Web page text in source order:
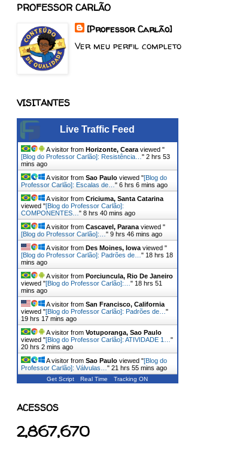
PROFESSOR CARLÃO
[Professor Carlão]
Ver meu perfil completo
VISITANTES
Live Traffic Feed
A visitor from Horizonte, Cearaviewed "
[Blog do Professor Carlão]: Resistência… " 2 hrs 53
mins ago
A visitor from Sao Pauloviewed "[Blog do
Professor Carlão]: Escalas de… " 6 hrs 6 mins ago
A visitor from Criciuma, Santa Catarina
viewed "[Blog do Professor Carlão]:
COMPONENTES… " 8 hrs 40 mins ago
A visitor from Cascavel, Paranaviewed "
[Blog do Professor Carlão]:… " 9 hrs 46 mins ago
A visitor from Des Moines, Iowaviewed "
[Blog do Professor Carlão]: Padrões de… " 18 hrs 18
mins ago
A visitor from Porciuncula, Rio De Janeiro
viewed "[Blog do Professor Carlão]:… " 18 hrs 51
mins ago
A visitor from San Francisco, California
viewed "[Blog do Professor Carlão]: Padrões de… "
19 hrs 17 mins ago
A visitor from Votuporanga, Sao Paulo
viewed "[Blog do Professor Carlão]: ATIVIDADE 1… "
20 hrs 2 mins ago
A visitor from Sao Pauloviewed "[Blog do
Professor Carlão]: Válvulas… " 21 hrs 55 mins ago
Get Script Real Time Tracking ON
ACESSOS
2,867,670